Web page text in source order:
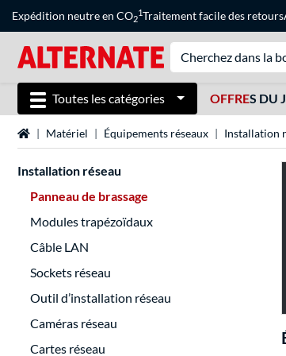
Expédition neutre en CO2
1Traitement facile des retours
Toutes les catégories OFFRES DU
Page d'accueil
Matériel Équipements réseaux Installation
Installation réseau
Panneau de brassage
Modules trapézoïdaux
Câble LAN
Sockets réseau
Outil d’installation réseau
Caméras réseau
Cartes réseau